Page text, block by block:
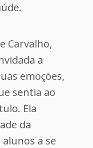
Carvalho,
a
emoções,
sentia ao
Ela
da
a se